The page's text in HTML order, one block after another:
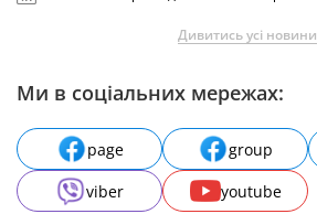
Дивитись усі новини
Ми в соціальних мережах:
page group
viber
youtube